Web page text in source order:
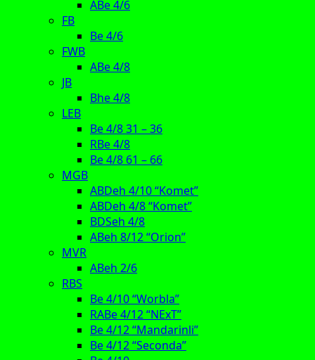
ABe 4/6
FB
Be 4/6
FWB
ABe 4/8
JB
Bhe 4/8
LEB
Be 4/8 31 – 36
RBe 4/8
Be 4/8 61 – 66
MGB
ABDeh 4/10 “Komet”
ABDeh 4/8 “Komet”
BDSeh 4/8
ABeh 8/12 “Orion”
MVR
ABeh 2/6
RBS
Be 4/10 “Worbla”
RABe 4/12 “NExT”
Be 4/12 “Mandarinli”
Be 4/12 “Seconda”